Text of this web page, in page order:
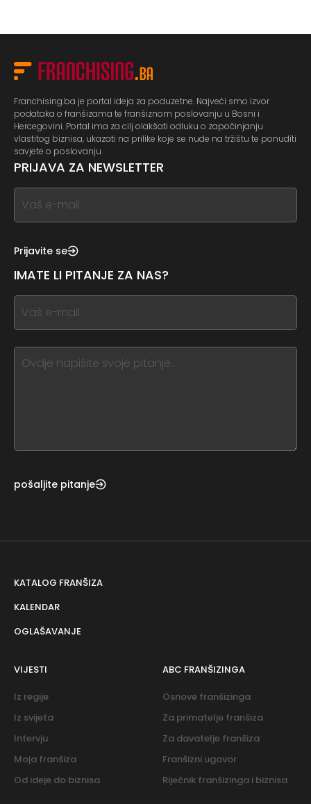
Franchising.ba je portal ideja za poduzetne. Najveći smo izvor
podataka o franšizama te franšiznom poslovanju u Bosni i
Hercegovini. Portal ima za cilj olakšati odluku o započinjanju
vlastitog biznisa, ukazati na prilike koje se nude na tržištu te ponuditi
savjete o poslovanju.
PRIJAVA ZA NEWSLETTER
If
you
this,
this
form
field
blank
Prijavite se
IMATE LI PITANJE ZA NAS?
If
you
this,
pošaljite pitanje
KATALOG FRANŠIZA
KALENDAR
OGLAŠAVANJE
VIJESTI
Iz regije
Iz svijeta
Intervju
Moja franšiza
Od ideje do biznisa
ABC FRANŠIZINGA
Osnove franšizinga
Za primatelje franšiza
Za davatelje franšiza
Franšizni ugovor
Riječnik franšizinga i biznisa